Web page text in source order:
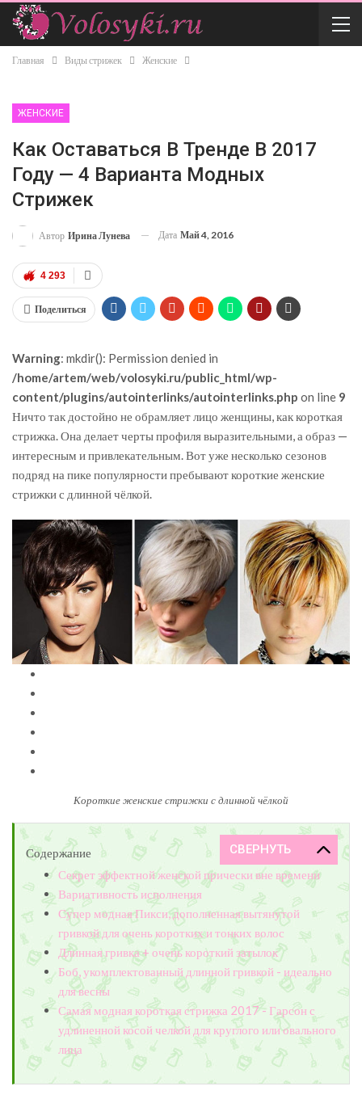
Главная Виды стрижек Женские
ЖЕНСКИЕ
Как Оставаться В Тренде В 2017
Году — 4 Варианта Модных
Стрижек
Автор Ирина Лунева Дата Май 4, 2016
4 293
Поделиться
Warning: mkdir(): Permission denied in
/home/artem/web/volosyki.ru/public_html/wp-
content/plugins/autointerlinks/autointerlinks.php on line 9
Ничто так достойно не обрамляет лицо женщины, как короткая
стрижка. Она делает черты профиля выразительными, а образ —
интересным и привлекательным. Вот уже несколько сезонов
подряд на пике популярности пребывают короткие женские
стрижки с длинной чёлкой.
Короткие женские стрижки с длинной чёлкой
Содержание
Секрет эффектной женской прически вне времени
Вариативность исполнения
Супер модная Пикси, дополненная вытянутой
гривкой для очень коротких и тонких волос
Длинная гривка + очень короткий затылок
Боб, укомплектованный длинной гривкой - идеально
для весны
Самая модная короткая стрижка 2017 - Гарсон с
удлиненной косой челкой для круглого или овального
лица